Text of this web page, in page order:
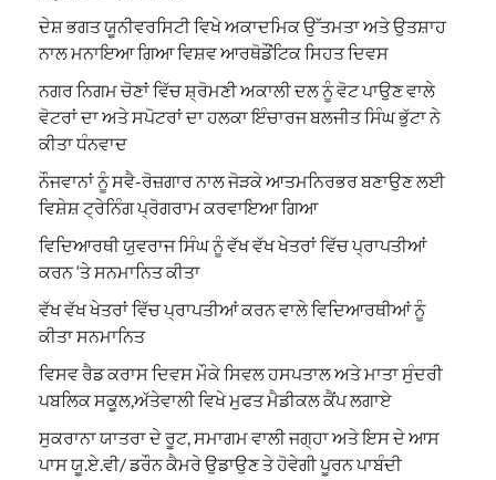
ਦੇਸ਼ ਭਗਤ ਯੂਨੀਵਰਸਿਟੀ ਵਿਖੇ ਅਕਾਦਮਿਕ ਉੱਤਮਤਾ ਅਤੇ ਉਤਸ਼ਾਹ
ਨਾਲ ਮਨਾਇਆ ਗਿਆ ਵਿਸ਼ਵ ਆਰਥੋਡੌਂਟਿਕ ਸਿਹਤ ਦਿਵਸ
ਨਗਰ ਨਿਗਮ ਚੋਣਾਂ ਵਿੱਚ ਸ਼੍ਰੋਮਣੀ ਅਕਾਲੀ ਦਲ ਨੂੰ ਵੋਟ ਪਾਉਣ ਵਾਲੇ
ਵੋਟਰਾਂ ਦਾ ਅਤੇ ਸਪੋਟਰਾਂ ਦਾ ਹਲਕਾ ਇੰਚਾਰਜ ਬਲਜੀਤ ਸਿੰਘ ਭੁੱਟਾ ਨੇ
ਕੀਤਾ ਧੰਨਵਾਦ
ਨੌਜਵਾਨਾਂ ਨੂੰ ਸਵੈ-ਰੋਜ਼ਗਾਰ ਨਾਲ ਜੋੜਕੇ ਆਤਮਨਿਰਭਰ ਬਣਾਉਣ ਲਈ
ਵਿਸ਼ੇਸ਼ ਟ੍ਰੇਨਿੰਗ ਪ੍ਰੋਗਰਾਮ ਕਰਵਾਇਆ ਗਿਆ
ਵਿਦਿਆਰਥੀ ਯੁਵਰਾਜ ਸਿੰਘ ਨੂੰ ਵੱਖ ਵੱਖ ਖੇਤਰਾਂ ਵਿੱਚ ਪ੍ਰਾਪਤੀਆਂ
ਕਰਨ ‘ਤੇ ਸਨਮਾਨਿਤ ਕੀਤਾ
ਵੱਖ ਵੱਖ ਖੇਤਰਾਂ ਵਿੱਚ ਪ੍ਰਾਪਤੀਆਂ ਕਰਨ ਵਾਲੇ ਵਿਦਿਆਰਥੀਆਂ ਨੂੰ
ਕੀਤਾ ਸਨਮਾਨਿਤ
ਵਿਸਵ ਰੈਡ ਕਰਾਸ ਦਿਵਸ ਮੌਕੇ ਸਿਵਲ ਹਸਪਤਾਲ ਅਤੇ ਮਾਤਾ ਸੁੰਦਰੀ
ਪਬਲਿਕ ਸਕੂਲ,ਅੱਤੇਵਾਲੀ ਵਿਖੇ ਮੁਫਤ ਮੈਡੀਕਲ ਕੈਂਪ ਲਗਾਏ
ਸੁਕਰਾਨਾ ਯਾਤਰਾ ਦੇ ਰੂਟ, ਸਮਾਗਮ ਵਾਲੀ ਜਗ੍ਹਾ ਅਤੇ ਇਸ ਦੇ ਆਸ
ਪਾਸ ਯੂ.ਏ.ਵੀ/ ਡਰੌਨ ਕੈਮਰੇ ਉਡਾਉਣ ਤੇ ਹੋਵੇਗੀ ਪੂਰਨ ਪਾਬੰਦੀ